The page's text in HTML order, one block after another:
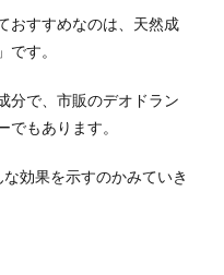
おすすめなのは、天然成
す。
分で、市販のデオドラン
でもあります。
効果を示すのかみていき